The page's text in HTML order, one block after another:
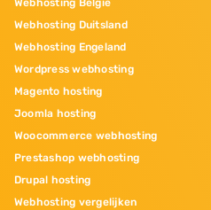
Webhosting Belgie
Webhosting Duitsland
Webhosting Engeland
Wordpress webhosting
Magento hosting
Joomla hosting
Woocommerce webhosting
Prestashop webhosting
Drupal hosting
Webhosting vergelijken